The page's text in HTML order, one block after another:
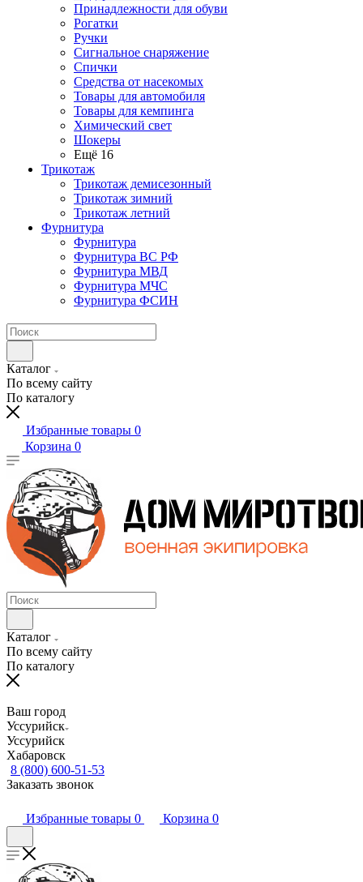
Принадлежности для обуви
Рогатки
Ручки
Сигнальное снаряжение
Спички
Средства от насекомых
Товары для автомобиля
Товары для кемпинга
Химический свет
Шокеры
Ещё 16
Трикотаж
Трикотаж демисезонный
Трикотаж зимний
Трикотаж летний
Фурнитура
Фурнитура
Фурнитура ВС РФ
Фурнитура МВД
Фурнитура МЧС
Фурнитура ФСИН
Каталог
По всему сайту
По каталогу
Избранные товары 0
Корзина 0
Каталог
По всему сайту
По каталогу
Ваш город
Уссурийск
Уссурийск
Хабаровск
8 (800) 600-51-53
Заказать звонок
Избранные товары 0 Корзина 0